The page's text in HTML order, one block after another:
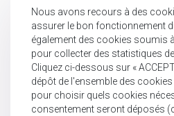
Nous avons recours à des
assurer le bon fonctionnement
également des cookies soumis
pour collecter des statistiques de
Cliquez ci-dessous sur «
dépôt de l'ensemble des cookies
pour choisir quels cookies
consentement seront déposés